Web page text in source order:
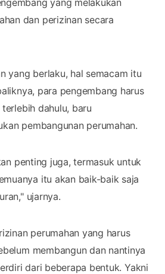
dan perizinan secara
yang berlaku, hal semacam itu
para pengembang harus
dahulu, baru
pembangunan perumahan.
penting juga, termasuk untuk
itu akan baik-baik saja
ujarnya.
perumahan yang harus
membangun dan nantinya
dari beberapa bentuk. Yakni